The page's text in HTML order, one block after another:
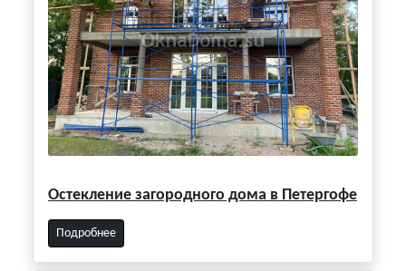
Остекление загородного дома в Петергофе
Подробнее